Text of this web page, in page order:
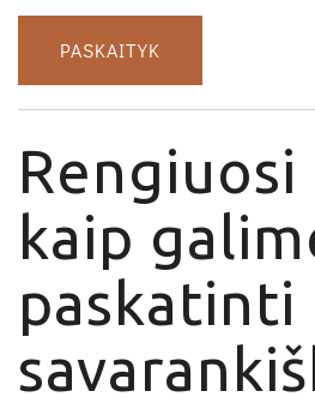
PASKAITYK
Rengiuosi
kaip
paskatinti